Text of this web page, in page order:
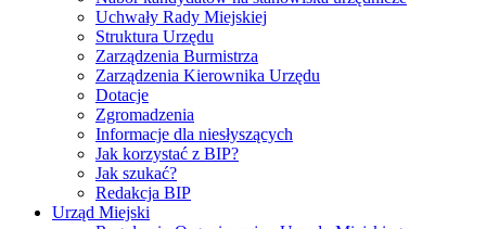
Uchwały Rady Miejskiej
Struktura Urzędu
Zarządzenia Burmistrza
Zarządzenia Kierownika Urzędu
Dotacje
Zgromadzenia
Informacje dla niesłyszących
Jak korzystać z BIP?
Jak szukać?
Redakcja BIP
Urząd Miejski